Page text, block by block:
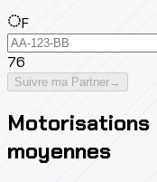
F
76
Suivre ma Partner→
Motorisations
moyennes